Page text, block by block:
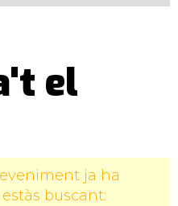
el
ja ha
buscant: